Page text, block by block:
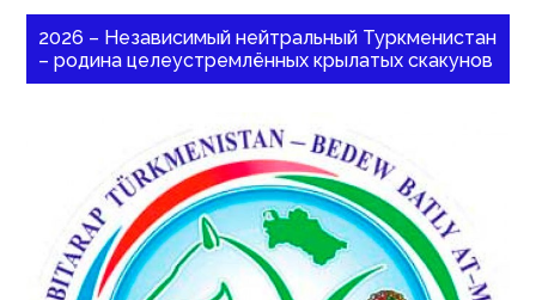
2026 – Независимый нейтральный Туркменистан
– родина целеустремлённых крылатых скакунов